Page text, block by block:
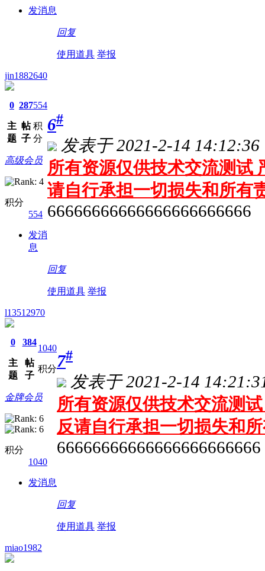
发消息
回复
使用道具 举报
jin1882640
0
主
题
287
帖
子
554
积
分
高级会员
积分
554
发消
息
6#
发表于 2021-2-14 14:12:36
所有资源仅供技术交流测试
请自行承担一切损失和所有
66666666666666666666666
回复
使用道具 举报
l13512970
0
主
题
384
帖
子
1040
积分
金牌会员
积分
1040
发消息
7#
发表于 2021-2-14
所有资源仅供技术交流测
反请自行承担一切损失和
66666666666666666666666
回复
使用道具 举报
miao1982